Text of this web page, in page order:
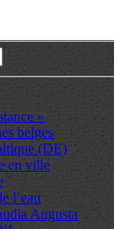
»
belges
(DE)
en ville
l’eau
Augusta